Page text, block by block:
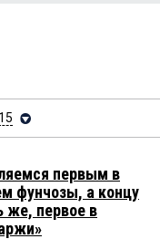
15
первым в
фунчозы, а концу
же, первое в